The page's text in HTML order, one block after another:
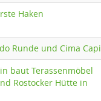
Haken
Runde und Cima Capi
baut Terassenmöbel
Rostocker Hütte in